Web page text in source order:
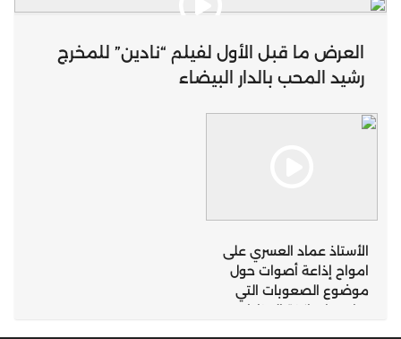
العرض ما قبل الأول لفيلم “نادين” للمخرج
رشيد المحب بالدار البيضاء
الأستاذ عماد العسري على
امواح إذاعة أصوات حول
موضوع الصعوبات التي
تواجهها ساكنة المناطق